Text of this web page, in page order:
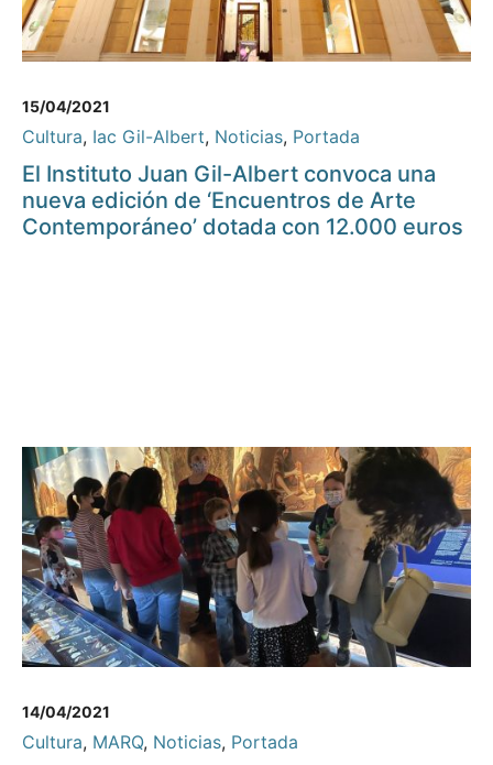
15/04/2021
Cultura, Iac Gil-Albert, Noticias, Portada
El Instituto Juan Gil-Albert convoca una
nueva edición de ‘Encuentros de Arte
Contemporáneo’ dotada con 12.000 euros
14/04/2021
Cultura, MARQ, Noticias, Portada